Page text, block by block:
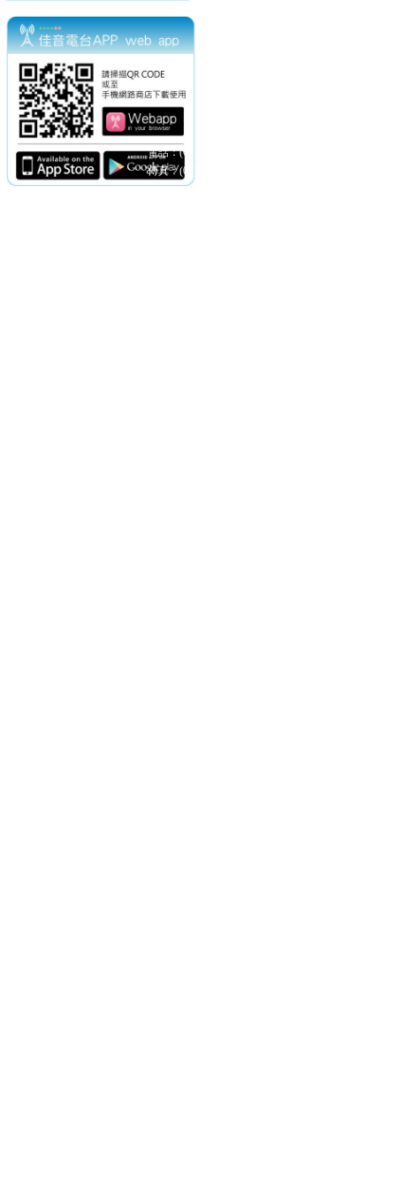
電話：(02)2369-9050
傳真：(02)2362-7816